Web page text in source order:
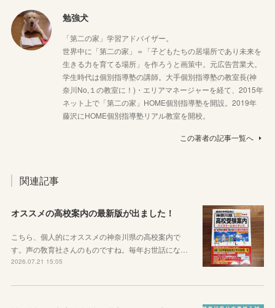
勉強犬
「第二の家」学習アドバイザー。
世界中に「第二の家」＝「子どもたちの居場所であり未来を
生きる力を育てる場所」を作ろうと画策中。元広告営業犬。
学生時代は個別指導塾の講師。大手個別指導塾の教室長(神
奈川No,１の教室に！)・エリアマネージャーを経て、2015年
ネット上で「第二の家」HOME個別指導塾を開設。2019年
藤沢にHOME個別指導塾リアル教室を開校。
この著者の記事一覧へ
関連記事
オススメの高校案内の最新版が出ました！
こちら、個人的にオススメの神奈川県の高校案内で
す。声の敎育社さんのものですね。毎年お世話にな…
2026.07.21 15:05